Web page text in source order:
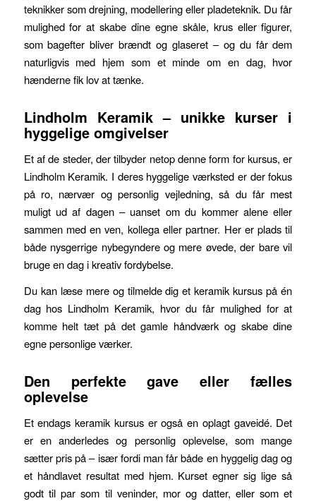
teknikker som drejning, modellering eller pladeteknik. Du får
mulighed for at skabe dine egne skåle, krus eller figurer,
som bagefter bliver brændt og glaseret – og du får dem
naturligvis med hjem som et minde om en dag, hvor
hænderne fik lov at tænke.
Lindholm Keramik – unikke kurser i
hyggelige omgivelser
Et af de steder, der tilbyder netop denne form for kursus, er
Lindholm Keramik. I deres hyggelige værksted er der fokus
på ro, nærvær og personlig vejledning, så du får mest
muligt ud af dagen – uanset om du kommer alene eller
sammen med en ven, kollega eller partner. Her er plads til
både nysgerrige nybegyndere og mere øvede, der bare vil
bruge en dag i kreativ fordybelse.
Du kan læse mere og tilmelde dig et keramik kursus på én
dag hos Lindholm Keramik, hvor du får mulighed for at
komme helt tæt på det gamle håndværk og skabe dine
egne personlige værker.
Den perfekte gave eller fælles
oplevelse
Et endags keramik kursus er også en oplagt gaveidé. Det
er en anderledes og personlig oplevelse, som mange
sætter pris på – især fordi man får både en hyggelig dag og
et håndlavet resultat med hjem. Kurset egner sig lige så
godt til par som til veninder, mor og datter, eller som et